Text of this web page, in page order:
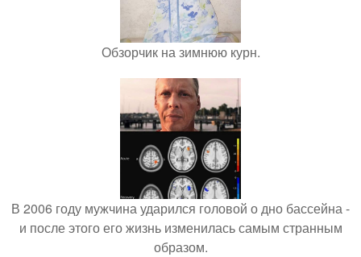
Обзорчик на зимнюю курн.
В 2006 году мужчина ударился головой о дно бассейна -
и после этого его жизнь изменилась самым странным
образом.